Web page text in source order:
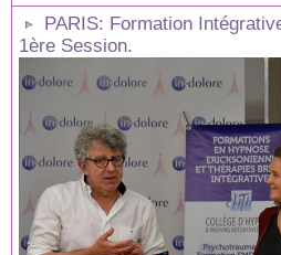
PARIS: Formation
1ère Session.